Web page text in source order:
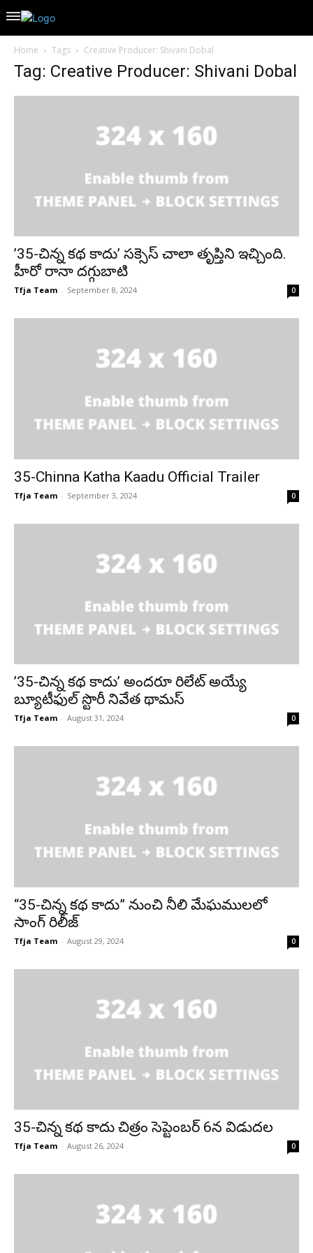
Home Tags Creative Producer: Shivani Dobal
Tag: Creative Producer: Shivani Dobal
’35-చిన్న కథ కాదు’ సక్సెస్ చాలా తృప్తిని ఇచ్చింది.
హీరో రానా దగ్గుబాటి
Tfja Team - September 8, 2024 0
35-Chinna Katha Kaadu Official Trailer
Tfja Team - September 3, 2024 0
’35-చిన్న కథ కాదు’ అందరూ రిలేట్ అయ్యే
బ్యూటీఫుల్ స్టొరీ నివేత థామస్
Tfja Team - August 31, 2024 0
“35-చిన్న కథ కాదు” నుంచి నీలి మేఘములలో
సాంగ్ రిలీజ్
Tfja Team - August 29, 2024 0
35-చిన్న కథ కాదు చిత్రం సెప్టెంబర్ 6న విడుదల
Tfja Team - August 26, 2024 0